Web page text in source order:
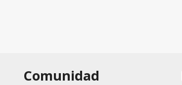
Comunidad